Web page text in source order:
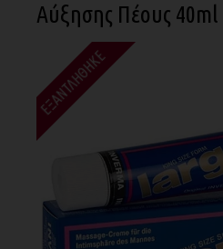
Αύξησης Πέους 40ml
ΕΞΑΝΤΛΉΘΗΚΕ